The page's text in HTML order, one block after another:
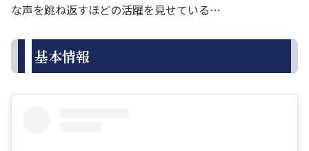
な声を跳ね返すほどの活躍を見せている…
基本情報